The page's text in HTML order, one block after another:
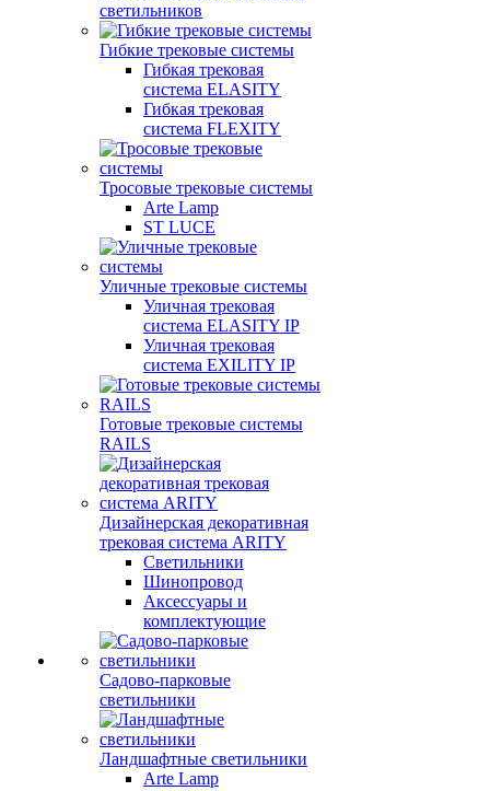
светильников
Гибкие трековые системы
Гибкая трековая
система ELASITY
Гибкая трековая
система FLEXITY
Тросовые трековые системы
Arte Lamp
ST LUCE
Уличные трековые системы
Уличная трековая
система ELASITY IP
Уличная трековая
система EXILITY IP
Готовые трековые системы
RAILS
Дизайнерская декоративная
трековая система ARITY
Светильники
Шинопровод
Аксессуары и
комплектующие
Садово-парковые
светильники
Ландшафтные светильники
Arte Lamp